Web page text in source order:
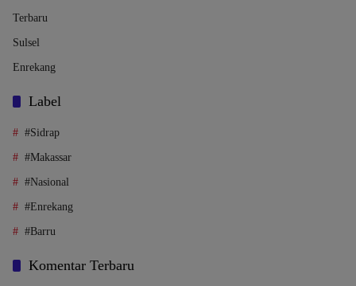
Terbaru
Sulsel
Enrekang
Label
#Sidrap
#Makassar
#Nasional
#Enrekang
#Barru
Komentar Terbaru